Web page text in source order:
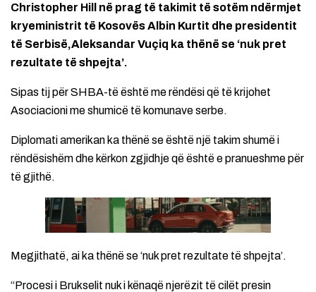
Christopher Hill në prag të takimit të sotëm ndërmjet
kryeministrit të Kosovës Albin Kurtit dhe presidentit
të Serbisë,Aleksandar Vuçiq ka thënë se ‘nuk pret
rezultate të shpejta’.
Sipas tij për SHBA-të është me rëndësi që të krijohet
Asociacioni me shumicë të komunave serbe.
Diplomati amerikan ka thënë se është një takim shumë i
rëndësishëm dhe kërkon zgjidhje që është e pranueshme për
të gjithë.
Megjithatë, ai ka thënë se ‘nuk pret rezultate të shpejta’.
“Procesi i Brukselit nuk i kënaqë njerëzit të cilët presin